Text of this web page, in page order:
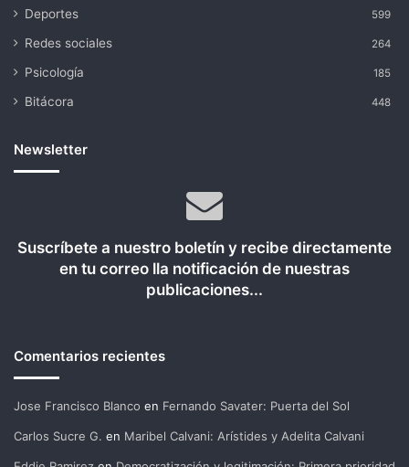
Deportes 599
Redes sociales 264
Psicología 185
Bitácora 448
Newsletter
Suscríbete a nuestro boletín y recibe directamente
en tu correo lla notificación de nuestras
publicaciones...
Comentarios recientes
Jose Francisco Blanco en Fernando Savater: Puerta del Sol
Carlos Sucre G. en Maribel Calvani: Arístides y Adelita Calvani